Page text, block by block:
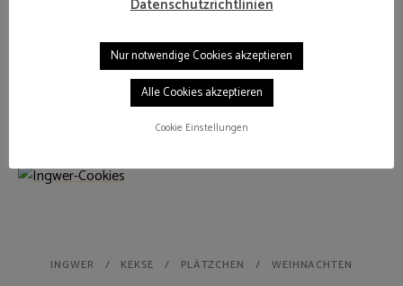
INGWER KEKSE PLÄTZCHEN WEIHNACHTEN
Datenschutzrichtlinien
Nur notwendige Cookies akzeptieren
Alle Cookies akzeptieren
Cookie Einstellungen